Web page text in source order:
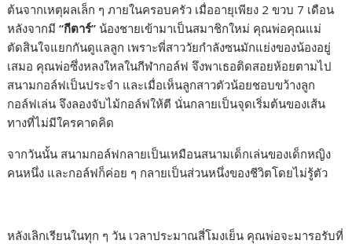
ต้นจากเหตุผลเล็ก ๆ ภายในครอบครัว เมื่ออายุเพียง 2 ขวบ 7 เดือน
หลังจากมี“กีตาร์” น้องชายเข้ามาเป็นสมาชิกใหม่ คุณพ่อคุณแม่
ตัดสินใจแยกกันดูแลลูก เพราะพี่สาววัยกำลังซนมักแย่งของน้องอยู่
เสมอ คุณพ่อซึ่งหลงใหลในกีฬากอล์ฟ จึงพาเธอติดสอยห้อยตามไป
สนามกอล์ฟเป็นประจำ และเมื่อเห็นลูกสาวตัวน้อยชอบขว้างลูก
กอล์ฟเล่น จึงลองจับไม้กอล์ฟให้ตี นั่นกลายเป็นจุดเริ่มต้นของเส้น
ทางที่ไม่มีใครคาดคิด
จากวันนั้น สนามกอล์ฟกลายเป็นเหมือนสนามเด็กเล่นของเด็กหญิง
คนหนึ่ง และกอล์ฟก็ค่อย ๆ กลายเป็นส่วนหนึ่งของชีวิตโดยไม่รู้ตัว
หลังเลิกเรียนในทุก ๆ วัน เวลาประมาณสี่โมงเย็น คุณพ่อจะมารอรับที่